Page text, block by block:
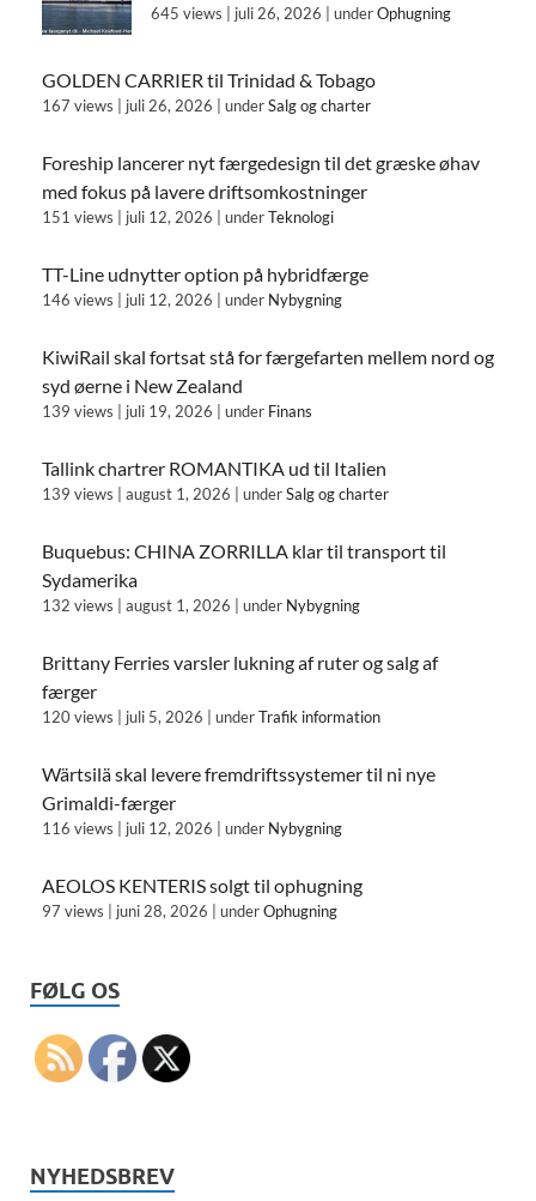
645 views juli 26, 2026 underOphugning
GOLDEN CARRIER til Trinidad & Tobago
167 views juli 26, 2026 underSalg og charter
Foreship lancerer nyt færgedesign til det græske øhav
med fokus på lavere driftsomkostninger
151 views juli 12, 2026 underTeknologi
TT-Line udnytter option på hybridfærge
146 views juli 12, 2026 under Nybygning
KiwiRail skal fortsat stå for færgefarten mellem nord og
syd øerne i New Zealand
139 views juli 19, 2026 under Finans
Tallink chartrer ROMANTIKA ud til Italien
139 views august 1, 2026 underSalg og charter
Buquebus: CHINA ZORRILLA klar til transport til
Sydamerika
132 views august 1, 2026 under Nybygning
Brittany Ferries varsler lukning af ruter og salg af
færger
120 views juli 5, 2026 underTrafik information
Wärtsilä skal levere fremdriftssystemer til ni nye
Grimaldi-færger
116 views juli 12, 2026 under Nybygning
AEOLOS KENTERIS solgt til ophugning
97 views juni 28, 2026 underOphugning
FØLG OS
NYHEDSBREV